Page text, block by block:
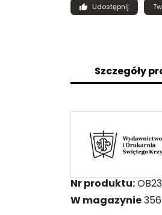
Udostępnij
Szczegóły
Nr produktu:OB23
W magazynie